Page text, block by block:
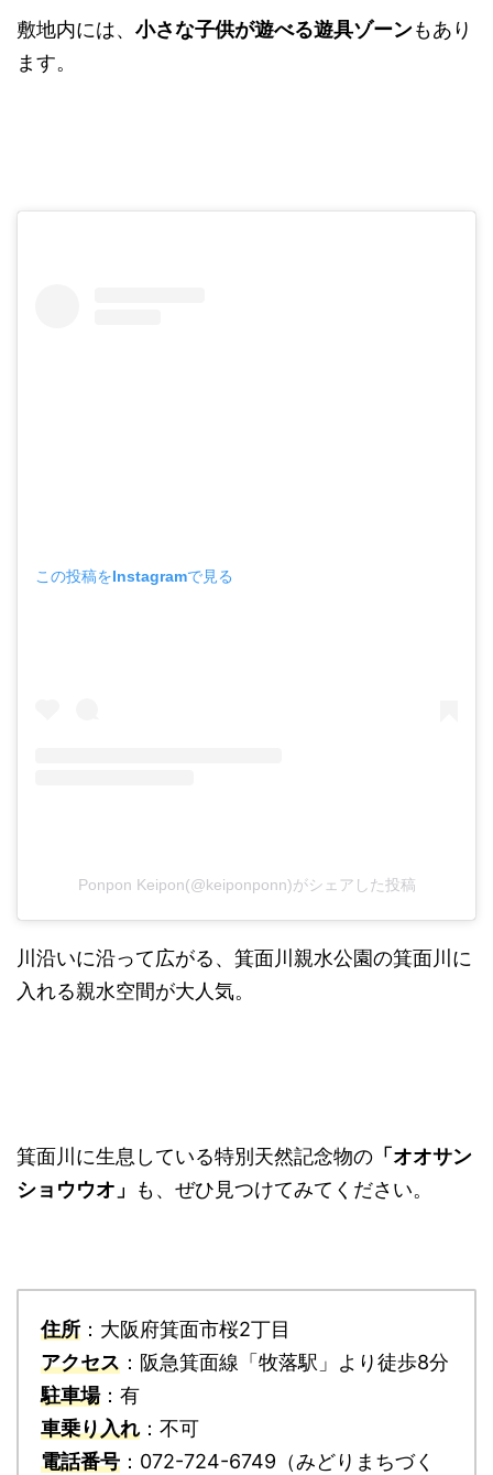
敷地内には、 小さな子供が遊べる遊具ゾーンもあり
ます。
この投稿をInstagramで見る
Ponpon Keipon(@keiponponn)がシェアした投稿
川沿いに沿って広がる、箕面川親水公園の箕面川に
入れる親水空間が大人気。
箕面川に生息している特別天然記念物の 「オオサン
ショウウオ」
も、ぜひ見つけてみてください。
住所 ：大阪府箕面市桜2丁目
アクセス ：阪急箕面線「牧落駅」より徒歩8分
駐車場：有
車乗り入れ：不可
電話番号 ：072-724-6749（みどりまちづく